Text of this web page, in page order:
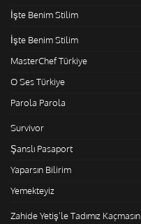
İşte Benim Stilim
İşte Benim Stilim
MasterChef Türkiye
O Ses Türkiye
Parola Parola
Survivor
Şanslı Pasaport
Yaparsın Bilirim
Yemekteyiz
Zahide Yetiş'le Tadımız Kaçmasın